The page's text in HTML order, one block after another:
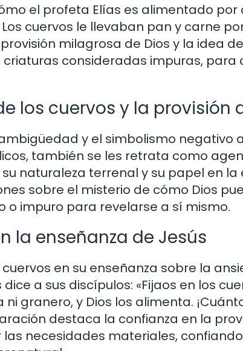
el profeta Elías es alimentado por
cuervos le llevaban pan y carne
milagrosa de Dios y la idea
consideradas impuras, para
los cuervos y la provisión
y el simbolismo negativo
también se les retrata como
naturaleza terrenal y su papel en la
sobre el misterio de cómo Dios
o impuro para revelarse a sí mismo.
la enseñanza de Jesús
en su enseñanza sobre la
dice a sus discípulos: «Fijaos en los
granero, y Dios los alimenta.
destaca la confianza en la
necesidades materiales,